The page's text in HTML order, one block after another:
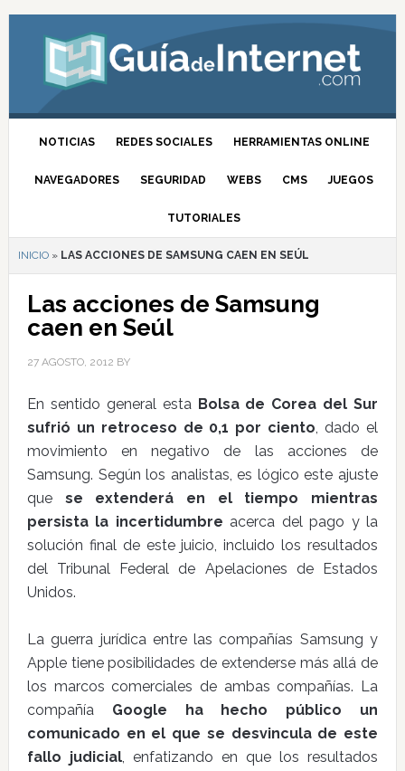
NOTICIAS REDES SOCIALES HERRAMIENTAS ONLINE
NAVEGADORES SEGURIDAD WEBS CMS JUEGOS
TUTORIALES
INICIO» LAS ACCIONES DE SAMSUNG CAEN EN SEÚL
Las acciones de Samsung
caen en Seúl
27 AGOSTO, 2012 BY
En sentido general esta Bolsa de Corea del Sur
sufrió un retroceso de 0,1 por ciento, dado el
movimiento en negativo de las acciones de
Samsung. Según los analistas, es lógico este ajuste
que se extenderá en el tiempo mientras
persista la incertidumbre acerca del pago y la
solución final de este juicio, incluido los resultados
del Tribunal Federal de Apelaciones de Estados
Unidos.
La guerra jurídica entre las compañías Samsung y
Apple tiene posibilidades de extenderse más allá de
los marcos comerciales de ambas compañías. La
compañía Google ha hecho público un
comunicado en el que se desvincula de este
fallo judicial, enfatizando en que los resultados